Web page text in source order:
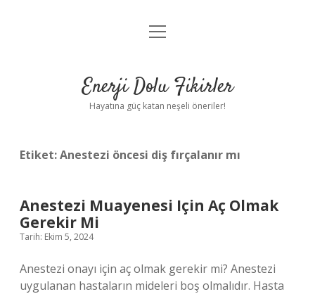
Anasayfa
Yasal Uyarı
menüyü
Enerji Dolu Fikirler
Hayatına güç katan neşeli öneriler!
Etiket:Anestezi öncesi diş fırçalanır mı
Anestezi Muayenesi Için Aç Olmak
Gerekir Mi
Tarih: Ekim 5, 2024
Anestezi onayı için aç olmak gerekir mi? Anestezi
uygulanan hastaların mideleri boş olmalıdır. Hasta